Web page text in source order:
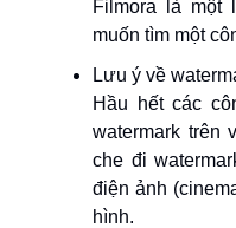
Filmora là một
muốn tìm một
Lưu ý về
Hầu hết các
watermark trên
che đi
điện ảnh
hình.